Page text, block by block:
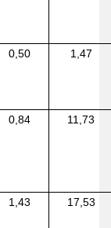
0,50 1,47
0,84 11,73
1,43 17,53